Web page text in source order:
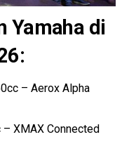
Yamaha di
– Aerox Alpha
XMAX Connected